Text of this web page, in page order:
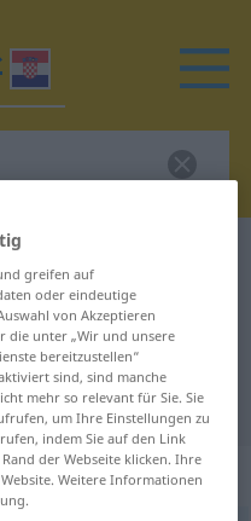
für
Übersetzung
greifen auf
oder eindeutige
von Akzeptieren
die unter „Wir und unsere
bereitzustellen“
sind, sind manche
mehr so relevant für Sie. Sie
um Ihre Einstellungen zu
indem Sie auf den Link
der Webseite klicken. Ihre
Weitere Informationen